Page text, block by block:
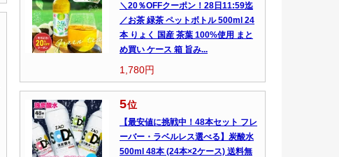
＼20％OFFクーポン！28日11:59迄
／お茶 緑茶 ペットボトル 500ml 24
本 りょく 国産 茶葉 100%使用 まと
め買い ケース 箱 旨み...
1,780円
5位
【最安値に挑戦中！48本セット フレ
ーバー・ラベルレス選べる】炭酸水
500ml 48本 (24本×2ケース) 送料無